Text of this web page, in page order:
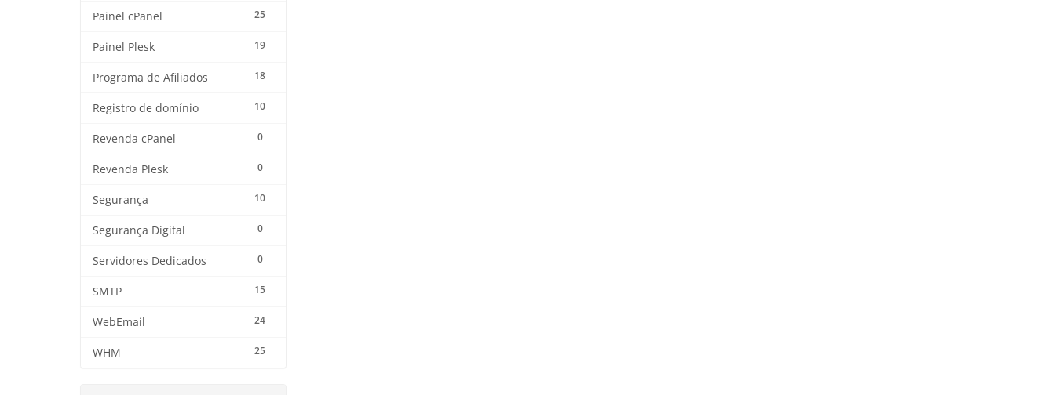
25
Painel cPanel
19
Painel Plesk
18
Programa de Afiliados
10
Registro de domínio
0
Revenda cPanel
0
Revenda Plesk
10
Segurança
0
Segurança Digital
0
Servidores Dedicados
15
SMTP
24
WebEmail
25
WHM